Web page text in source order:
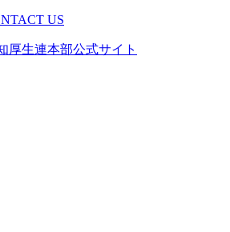
US
厚生連本部公式サイト